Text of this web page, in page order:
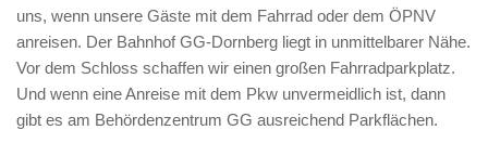
uns, wenn unsere Gäste mit dem Fahrrad oder dem ÖPNV
anreisen. Der Bahnhof GG-Dornberg liegt in unmittelbarer Nähe.
Vor dem Schloss schaffen wir einen großen Fahrradparkplatz.
Und wenn eine Anreise mit dem Pkw unvermeidlich ist, dann
gibt es am Behördenzentrum GG ausreichend Parkflächen.